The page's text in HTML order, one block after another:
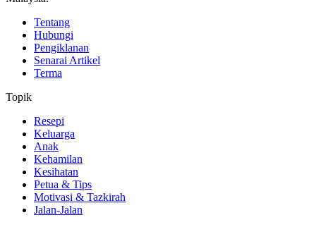
Tentang
Hubungi
Pengiklanan
Senarai Artikel
Terma
Topik
Resepi
Keluarga
Anak
Kehamilan
Kesihatan
Petua & Tips
Motivasi & Tazkirah
Jalan-Jalan